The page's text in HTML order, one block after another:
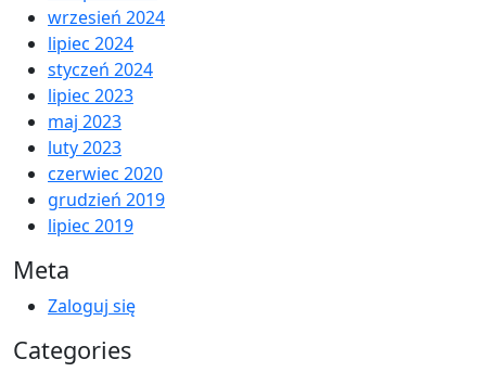
wrzesień 2024
lipiec 2024
styczeń 2024
lipiec 2023
maj 2023
luty 2023
czerwiec 2020
grudzień 2019
lipiec 2019
Meta
Zaloguj się
Categories